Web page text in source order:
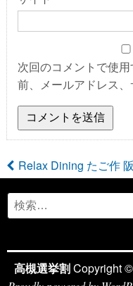
次回のコメントで使
前、メールアドレス、
投
稿
ナ
ビ
ゲ
Relax Dining たご作
Search
for:
高槻選挙割Copyright